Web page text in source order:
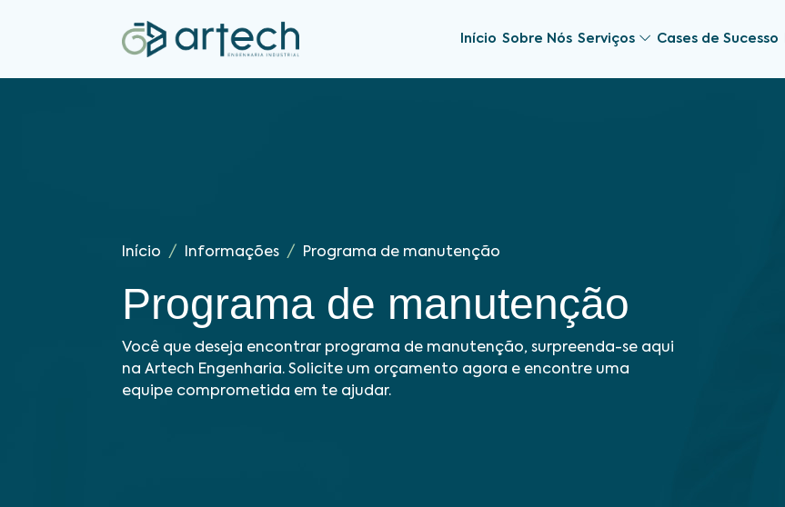
Início Sobre Nós Serviços Cases de Sucesso
Início Informações Programa de manutenção
Programa de manutenção
Você que deseja encontrar programa de manutenção, surpreenda-se aqui
na Artech Engenharia. Solicite um orçamento agora e encontre uma
equipe comprometida em te ajudar.